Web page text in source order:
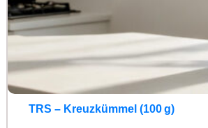
TRS – Kreuzkümmel (100 g)